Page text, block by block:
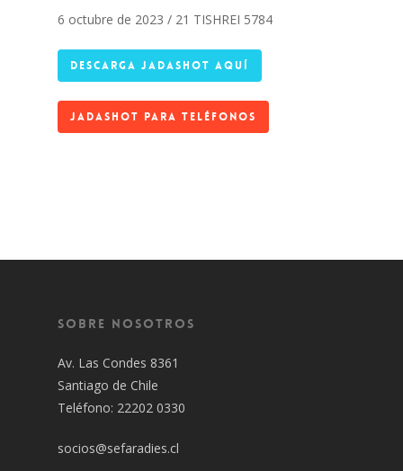
6 octubre de 2023 / 21 TISHREI 5784
DESCARGA JADASHOT AQUÍ
JADASHOT PARA TELÉFONOS
Sobre Nosotros
Av. Las Condes 8361
Santiago de Chile
Teléfono: 22202 0330
socios@sefaradies.cl